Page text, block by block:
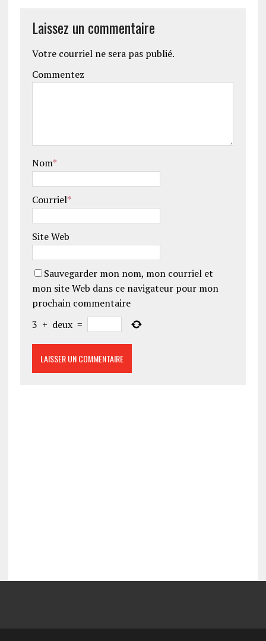
Laissez un commentaire
Votre courriel ne sera pas publié.
Commentez
Nom*
Courriel*
Site Web
Sauvegarder mon nom, mon courriel et
mon site Web dans ce navigateur pour mon
prochain commentaire
3 + deux =